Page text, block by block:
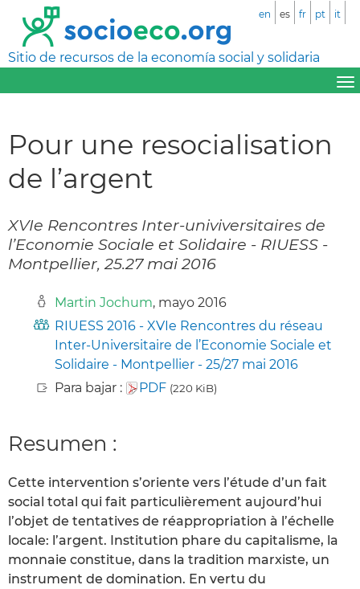
Sitio de recursos de la economía social y solidaria
en es fr pt it
Pour une resocialisation
de l’argent
XVIe Rencontres Inter-univiversitaires de
l’Economie Sociale et Solidaire - RIUESS -
Montpellier, 25.27 mai 2016
Martin Jochum, mayo 2016
RIUESS 2016 - XVIe Rencontres du réseau
Inter-Universitaire de l’Economie Sociale et
Solidaire - Montpellier - 25/27 mai 2016
Para bajar :
PDF (220 KiB)
Resumen :
Cette intervention s’oriente vers l’étude d’un fait
social total qui fait particulièrement aujourd’hui
l’objet de tentatives de réappropriation à l’échelle
locale: l’argent. Institution phare du capitalisme, la
monnaie constitue, dans la tradition marxiste, un
instrument de domination. En vertu du